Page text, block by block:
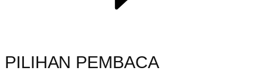
PILIHAN PEMBACA